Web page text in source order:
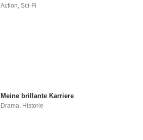
Action,Sci-Fi
Meine brillante Karriere
Drama, Historie